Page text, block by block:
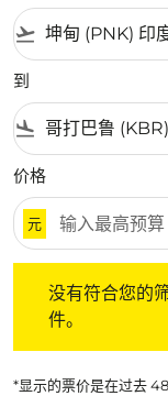
flight_takeoff
到
flight_land
价格
元
没有符合您的
件。
*显示的票价是在过去